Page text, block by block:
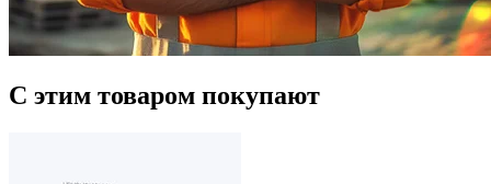
С этим товаром покупают